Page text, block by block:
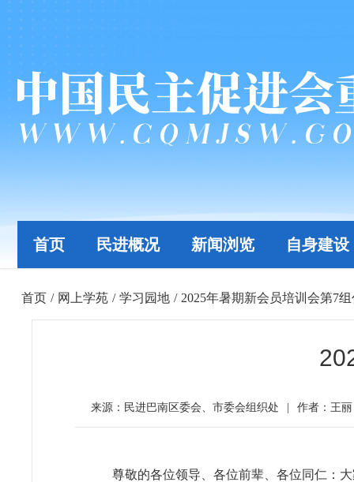
首页 民进概况 新闻浏览 自身建设
首页 / 网上学苑 / 学习园地 / 2025年暑期新会员培训会第7
来源：民进巴南区委会、市委会组织处 作者：王丽
尊敬的各位领导、各位前辈、各位同仁：